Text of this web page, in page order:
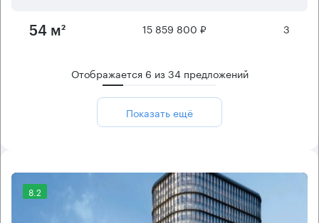
54 м² 15 859 800 ₽ 3
Отображается 6 из34предложений
Показать ещё
8.2